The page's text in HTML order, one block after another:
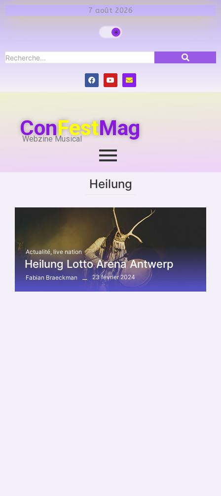
7 août 2026
ConFestMag
Webzine Musical
Heilung
Actualité, live nation
Heilung Lotto Arena Antwerp
Fabian Braeckman 23 février 2024